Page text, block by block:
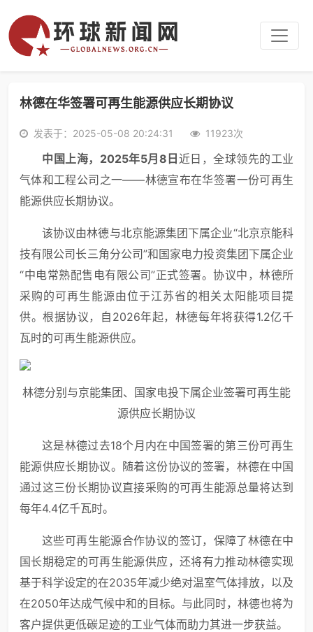
林德在华签署可再生能源供应长期协议
发表于：2025-05-08 20:24:31 11923次
中国上海， 2025年5月 8 日 近日，全球领先的工业
气体和工程公司之一——林德宣布在华签署一份可再生
能源供应长期协议。
该协议由林德与北京能源集团下属企业“北京京能科
技有限公司长三角分公司”和国家电力投资集团下属企业
“中电常熟配售电有限公司”正式签署。协议中，林德所
采购的可再生能源由位于江苏省的相关太阳能项目提
供。根据协议，自2026年起，林德每年将获得1.2亿千
瓦时的可再生能源供应。
林德分别与京能集团、国家电投下属企业签署可再生能
源供应长期协议
这是林德过去18个月内在中国签署的第三份可再生
能源供应长期协议。随着这份协议的签署，林德在中国
通过这三份长期协议直接采购的可再生能源总量将达到
每年4.4亿千瓦时。
这些可再生能源合作协议的签订，保障了林德在中
国长期稳定的可再生能源供应，还将有力推动林德实现
基于科学设定的在2035年减少绝对温室气体排放，以及
在2050年达成气候中和的目标。与此同时，林德也将为
客户提供更低碳足迹的工业气体而助力其进一步获益。